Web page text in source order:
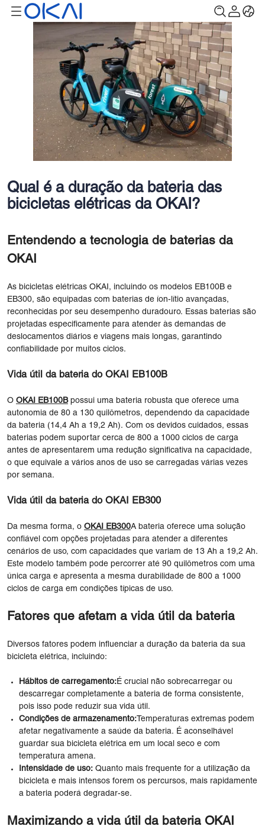
Qual é a duração da bateria das
bicicletas elétricas da OKAI?
Entendendo a tecnologia de baterias da
OKAI
As bicicletas elétricas OKAI, incluindo os modelos EB100B e
EB300, são equipadas com baterias de íon-lítio avançadas,
reconhecidas por seu desempenho duradouro. Essas baterias são
projetadas especificamente para atender às demandas de
deslocamentos diários e viagens mais longas, garantindo
confiabilidade por muitos ciclos.
Vida útil da bateria do OKAI EB100B
O OKAI EB100Bpossui uma bateria robusta que oferece uma
autonomia de 80 a 130 quilômetros, dependendo da capacidade
da bateria (14,4 Ah a 19,2 Ah). Com os devidos cuidados, essas
baterias podem suportar cerca de 800 a 1000 ciclos de carga
antes de apresentarem uma redução significativa na capacidade,
o que equivale a vários anos de uso se carregadas várias vezes
por semana.
Vida útil da bateria do OKAI EB300
Da mesma forma, o OKAI EB300A bateria oferece uma solução
confiável com opções projetadas para atender a diferentes
cenários de uso, com capacidades que variam de 13 Ah a 19,2 Ah.
Este modelo também pode percorrer até 90 quilômetros com uma
única carga e apresenta a mesma durabilidade de 800 a 1000
ciclos de carga em condições típicas de uso.
Fatores que afetam a vida útil da bateria
Diversos fatores podem influenciar a duração da bateria da sua
bicicleta elétrica, incluindo:
Hábitos de carregamento:É crucial não sobrecarregar ou
descarregar completamente a bateria de forma consistente,
pois isso pode reduzir sua vida útil.
Condições de armazenamento:Temperaturas extremas podem
afetar negativamente a saúde da bateria. É aconselhável
guardar sua bicicleta elétrica em um local seco e com
temperatura amena.
Intensidade de uso: Quanto mais frequente for a utilização da
bicicleta e mais intensos forem os percursos, mais rapidamente
a bateria poderá degradar-se.
Maximizando a vida útil da bateria OKAI